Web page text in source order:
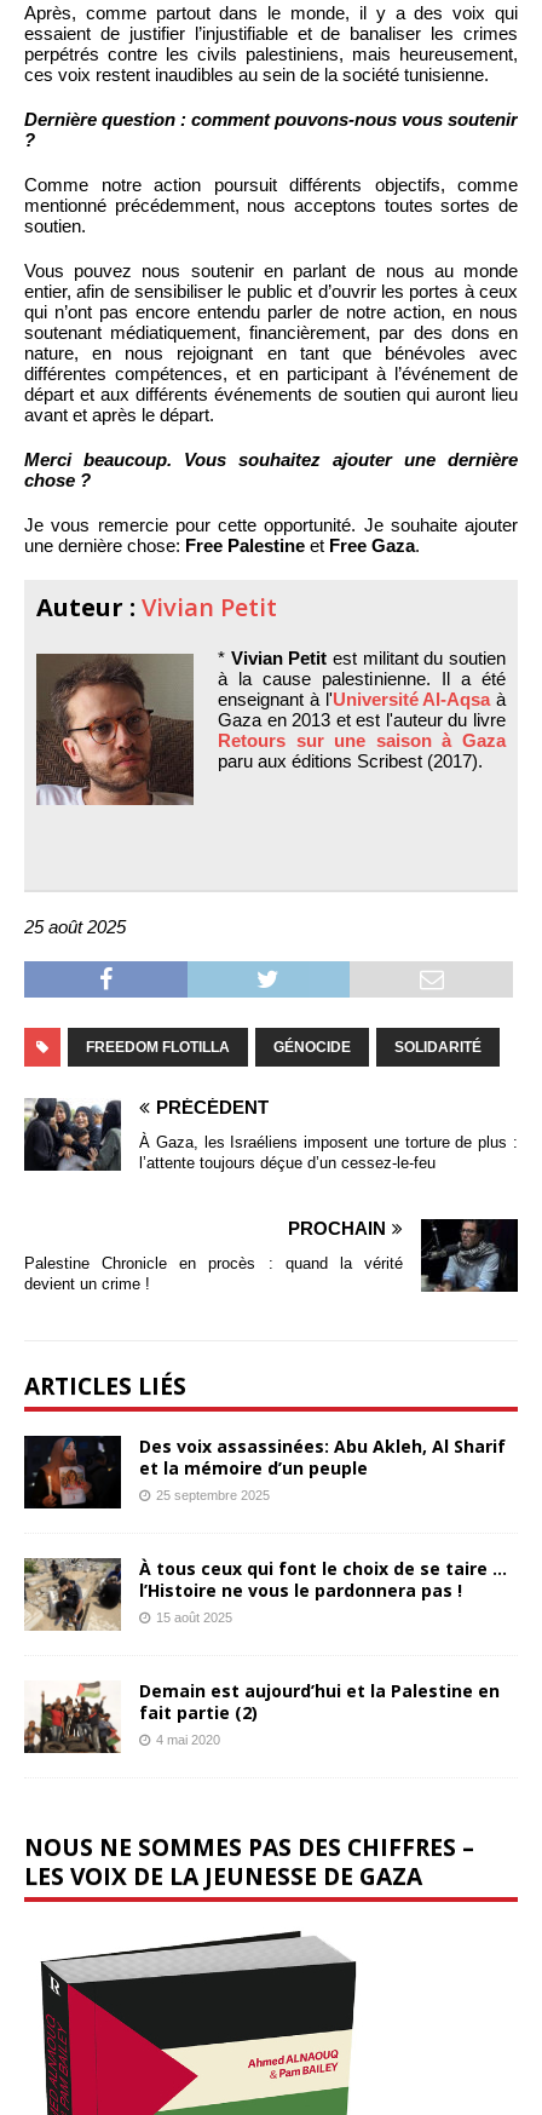
Après, comme partout dans le monde, il y a des voix qui
essaient de justifier l’injustifiable et de banaliser les crimes
perpétrés contre les civils palestiniens, mais heureusement,
ces voix restent inaudibles au sein de la société tunisienne.
Dernière question : comment pouvons-nous vous soutenir
?
Comme notre action poursuit différents objectifs, comme
mentionné précédemment, nous acceptons toutes sortes de
soutien.
Vous pouvez nous soutenir en parlant de nous au monde
entier, afin de sensibiliser le public et d’ouvrir les portes à ceux
qui n’ont pas encore entendu parler de notre action, en nous
soutenant médiatiquement, financièrement, par des dons en
nature, en nous rejoignant en tant que bénévoles avec
différentes compétences, et en participant à l’événement de
départ et aux différents événements de soutien qui auront lieu
avant et après le départ.
Merci beaucoup. Vous souhaitez ajouter une dernière
chose ?
Je vous remercie pour cette opportunité. Je souhaite ajouter
une dernière chose: Free Palestine et Free Gaza.
Auteur : Vivian Petit
* Vivian Petit est militant du soutien
à la cause palestinienne. Il a été
enseignant à l'Université Al-Aqsaà
Gaza en 2013 et est l'auteur du livre
Retours sur une saison à Gaza
paru aux éditions Scribest (2017).
25 août 2025
FREEDOM FLOTILLA GÉNOCIDE SOLIDARITÉ
PRÉCÉDENT
À Gaza, les Israéliens imposent une torture de plus :
l’attente toujours déçue d’un cessez-le-feu
PROCHAIN
Palestine Chronicle en procès : quand la vérité
devient un crime !
ARTICLES LIÉS
Des voix assassinées: Abu Akleh, Al Sharif
et la mémoire d’un peuple
25 septembre 2025
À tous ceux qui font le choix de se taire …
l’Histoire ne vous le pardonnera pas !
15 août 2025
Demain est aujourd’hui et la Palestine en
fait partie (2)
4 mai 2020
NOUS NE SOMMES PAS DES CHIFFRES –
LES VOIX DE LA JEUNESSE DE GAZA